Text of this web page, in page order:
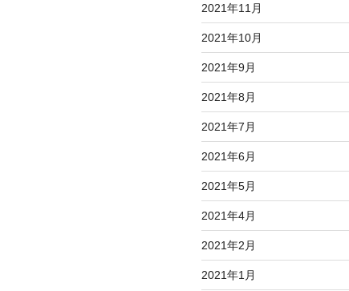
2021年11月
2021年10月
2021年9月
2021年8月
2021年7月
2021年6月
2021年5月
2021年4月
2021年2月
2021年1月